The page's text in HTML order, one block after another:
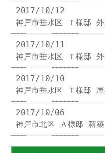
2017/10/12
神戸市垂水区 Ｔ様邸
2017/10/11
神戸市垂水区 Ｔ様邸
2017/10/10
神戸市垂水区 Ｔ様邸
2017/10/06
神戸市北区 Ａ様邸 新築